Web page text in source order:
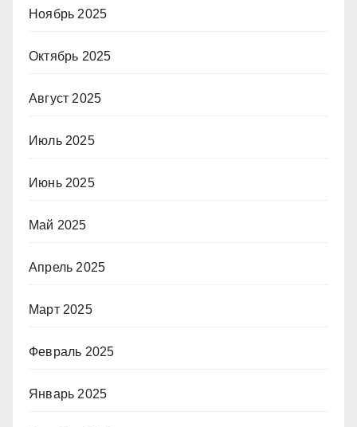
Ноябрь 2025
Октябрь 2025
Август 2025
Июль 2025
Июнь 2025
Май 2025
Апрель 2025
Март 2025
Февраль 2025
Январь 2025